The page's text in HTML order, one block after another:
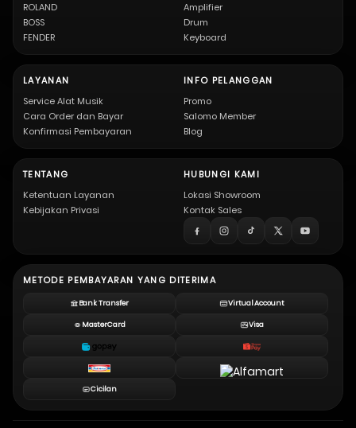
ROLAND
BOSS
FENDER
Amplifier
Drum
Keyboard
LAYANAN
Service Alat Musik
Cara Order dan Bayar
Konfirmasi Pembayaran
INFO PELANGGAN
Promo
Salomo Member
Blog
TENTANG
Ketentuan Layanan
Kebijakan Privasi
HUBUNGI KAMI
Lokasi Showroom
Kontak Sales
METODE PEMBAYARAN YANG DITERIMA
Bank Transfer Virtual Account
MasterCard Visa
Cicilan